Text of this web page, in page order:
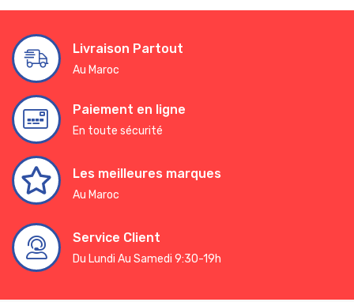
Livraison Partout
Au Maroc
Paiement en ligne
En toute sécurité
Les meilleures marques
Au Maroc
Service Client
Du Lundi Au Samedi 9:30-19h